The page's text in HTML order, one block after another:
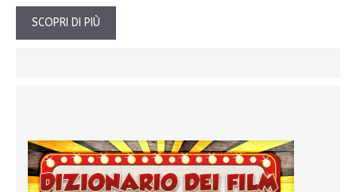
SCOPRI DI PIÙ